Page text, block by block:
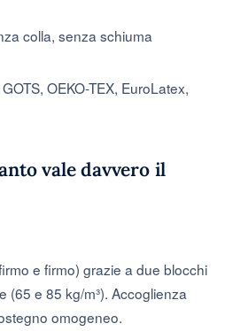
colla, senza schiuma
OEKO-TEX, EuroLatex,
vale davvero il
e firmo) grazie a due blocchi
(65 e 85 kg/m³). Accoglienza
omogeneo.